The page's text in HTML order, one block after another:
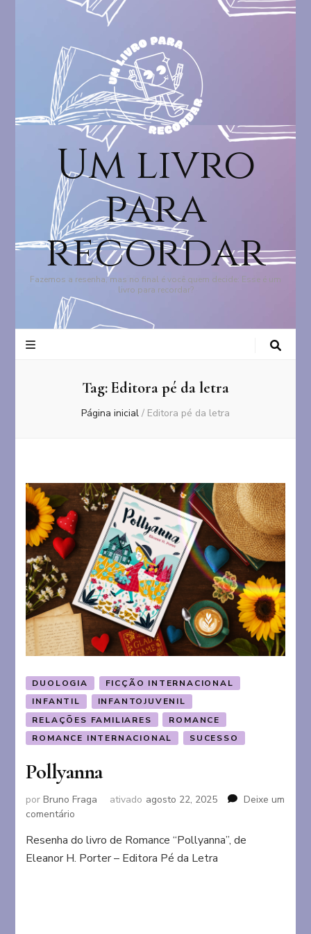
Um livro
para
recordar
Fazemos a resenha, mas no final é você quem decide: Esse é um
livro para recordar?
Tag:Editora pé da letra
Página inicial / Editora pé da letra
DUOLOGIA
FICÇÃO INTERNACIONAL
INFANTIL
INFANTOJUVENIL
RELAÇÕES FAMILIARES
ROMANCE
ROMANCE INTERNACIONAL
SUCESSO
Pollyanna
porBruno Fraga ativado agosto 22, 2025
Deixe um
comentário
Resenha do livro de Romance “Pollyanna”, de
Eleanor H. Porter – Editora Pé da Letra